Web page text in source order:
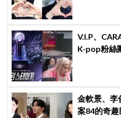
V.I.P、
K-pop粉絲
金軟景、
案84的奇趣